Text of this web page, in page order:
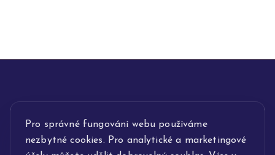
Pro správné fungování webu používáme
nezbytné cookies. Pro analytické a marketingové
INFORMACE